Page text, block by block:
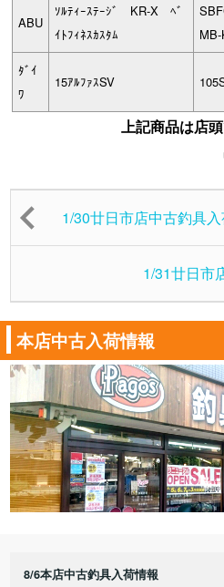
ABU
ｿﾙﾃｨｰｽﾃｰｼﾞ KR-X ﾍﾞ
ｲﾄﾌｨﾈｽｶｽﾀﾑ
ﾀﾞｲ
ﾜ
15ｱﾙﾌｧｽSV
上記商品は店
1/30廿日市店中古釣具
1/31廿日市
本店中古入荷情報
8/6本店中古釣具入荷情報